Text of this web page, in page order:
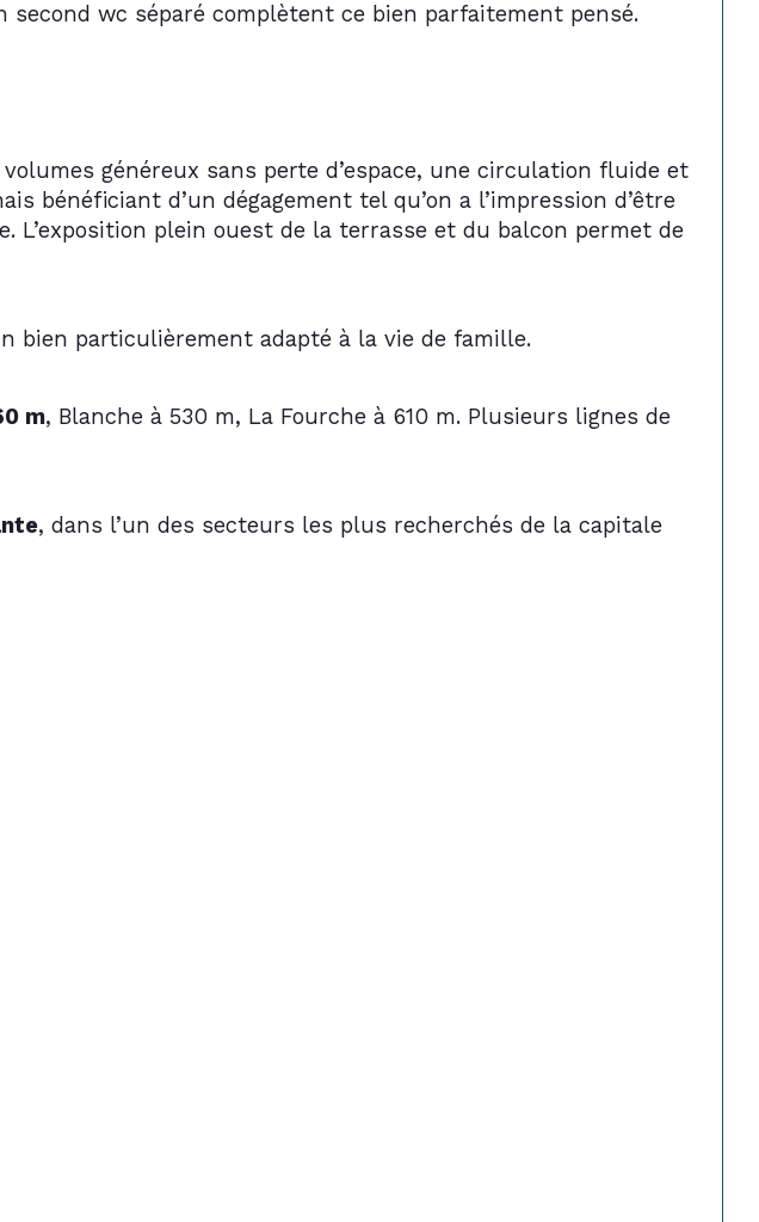
wc séparé complètent ce bien parfaitement pensé.
généreux sans perte d’espace, une circulation fluide et
bénéficiant d’un dégagement tel qu’on a l’impression d’être
plein ouest de la terrasse et du balcon permet de
bien particulièrement adapté à la vie de famille.
m, Blanche à 530 m, La Fourche à 610 m. Plusieurs lignes de
, dans l’un des secteurs les plus recherchés de la capitale